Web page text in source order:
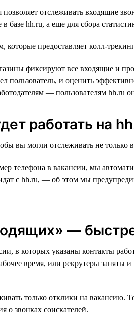
позволяет отслеживать входящие
в базе hh.ru, а еще для сбора
которые предоставляет колл-
фиксируют все входящие и
пользователь, и оценить
— пользователям hh.ru
работать на
вы могли отслеживать не
телефона в вакансии, мы
с hh.ru, — об этом мы
—
в которых указаны контакты
время, или рекрутеры заняты
только отклики на вакансию.
о звонках соискателей.